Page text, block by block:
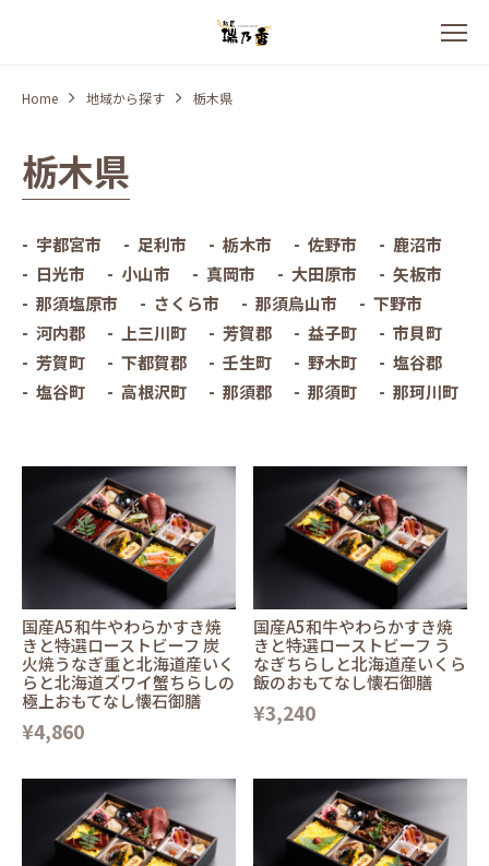
Home 地域から探す 栃木県
栃木県
宇都宮市 足利市 栃木市 佐野市
鹿沼市
日光市
小山市 真岡市 大田原市
矢板市
那須塩原市
さくら市 那須烏山市
下野市
河内郡
上三川町 芳賀郡 益子町
市貝町
芳賀町
下都賀郡 壬生町 野木町
塩谷郡
塩谷町
高根沢町 那須郡 那須町 那珂川町
国産A5和牛やわらかすき焼
きと特選ローストビーフ 炭
火焼うなぎ重と北海道産いく
らと北海道ズワイ蟹ちらしの
極上おもてなし懐石御膳
¥4,860
国産A5和牛やわらかすき焼
きと特選ローストビーフ う
なぎちらしと北海道産いくら
飯のおもてなし懐石御膳
¥3,240